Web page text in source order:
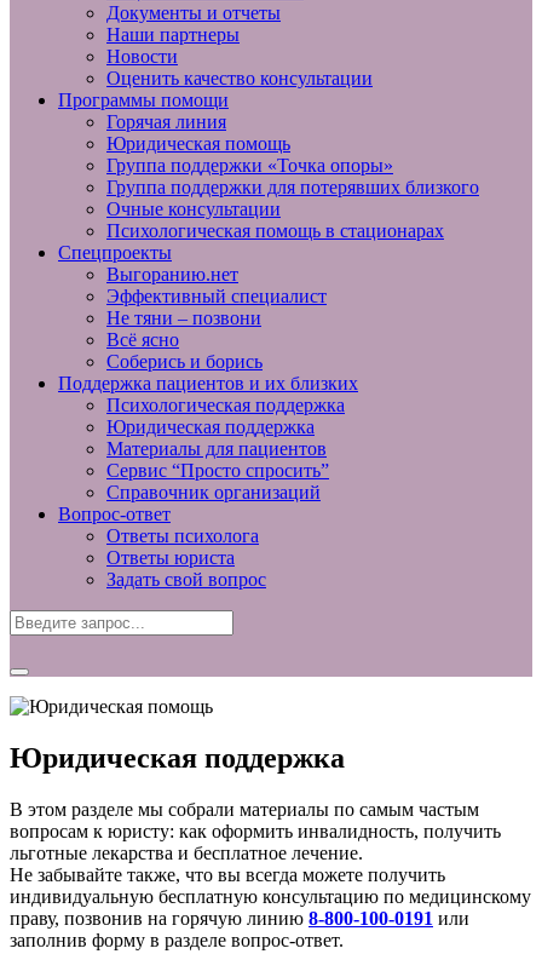
Документы и отчеты
Наши партнеры
Новости
Оценить качество консультации
Программы помощи
Горячая линия
Юридическая помощь
Группа поддержки «Точка опоры»
Группа поддержки для потерявших близкого
Очные консультации
Психологическая помощь в стационарах
Спецпроекты
Выгоранию.нет
Эффективный специалист
Не тяни – позвони
Всё ясно
Соберись и борись
Поддержка пациентов и их близких
Психологическая поддержка
Юридическая поддержка
Материалы для пациентов
Сервис “Просто спросить”
Справочник организаций
Вопрос-ответ
Ответы психолога
Ответы юриста
Задать свой вопрос
Юридическая поддержка
В этом разделе мы собрали материалы по самым частым
вопросам к юристу: как оформить инвалидность, получить
льготные лекарства и бесплатное лечение.
Не забывайте также, что вы всегда можете получить
индивидуальную бесплатную консультацию по медицинскому
праву, позвонив на горячую линию 8-800-100-0191 или
заполнив форму в разделе вопрос-ответ.